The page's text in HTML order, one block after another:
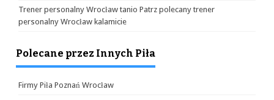
Trener personalny Wrocław tanio Patrz polecany trener
personalny Wrocław kalamicie
Polecane przez Innych Piła
Firmy Piła Poznań Wrocław